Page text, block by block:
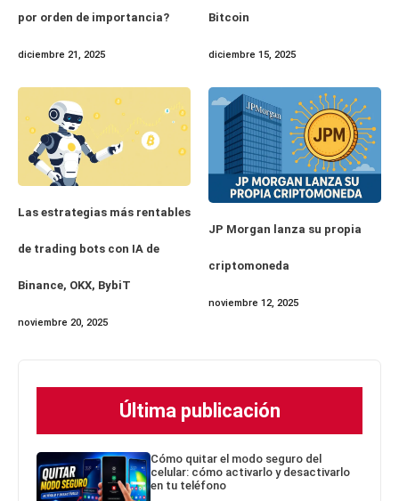
por orden de importancia?
diciembre 21, 2025
Bitcoin
diciembre 15, 2025
Las estrategias más rentables
de trading bots con IA de
Binance, OKX, BybiT
noviembre 20, 2025
JP Morgan lanza su propia
criptomoneda
noviembre 12, 2025
Última publicación
Cómo quitar el modo seguro del
celular: cómo activarlo y desactivarlo
en tu teléfono